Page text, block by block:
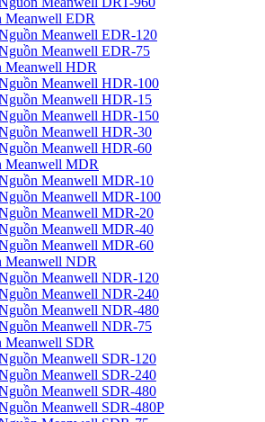
Meanwell EDR
Meanwell EDR-120
Meanwell EDR-75
Meanwell HDR
Meanwell HDR-100
Meanwell HDR-15
Meanwell HDR-150
Meanwell HDR-30
Meanwell HDR-60
Meanwell MDR
Meanwell MDR-10
Meanwell MDR-100
Meanwell MDR-20
Meanwell MDR-40
Meanwell MDR-60
Meanwell NDR
Meanwell NDR-120
Meanwell NDR-240
Meanwell NDR-480
Meanwell NDR-75
Meanwell SDR
Meanwell SDR-120
Meanwell SDR-240
Meanwell SDR-480
Meanwell SDR-480P